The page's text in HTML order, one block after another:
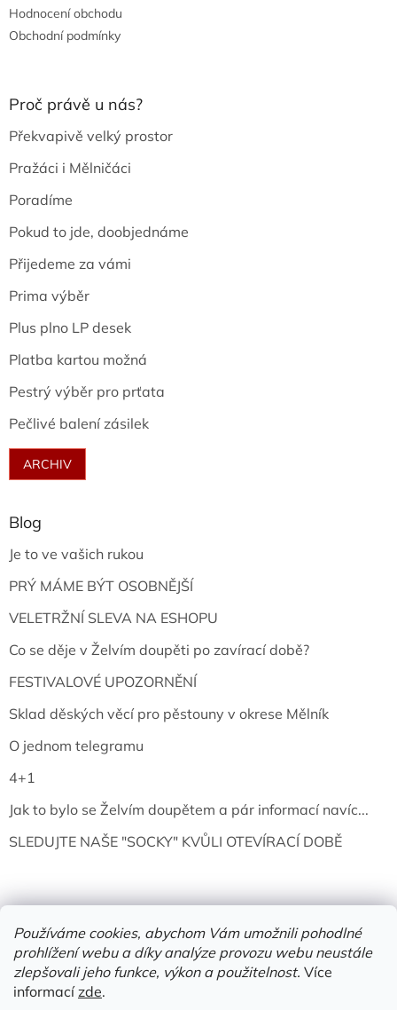
Používáme cookies, abychom Vám umožnili pohodlné
prohlížení webu a díky analýze provozu webu neustále
zlepšovali jeho funkce, výkon a použitelnost. Více
informacízde.
Hodnocení obchodu
Obchodní podmínky
Proč právě u nás?
Překvapivě velký prostor
Pražáci i Mělničáci
Poradíme
Pokud to jde, doobjednáme
Přijedeme za vámi
Prima výběr
Plus plno LP desek
Platba kartou možná
Pestrý výběr pro prťata
Pečlivé balení zásilek
ARCHIV
Blog
Je to ve vašich rukou
PRÝ MÁME BÝT OSOBNĚJŠÍ
VELETRŽNÍ SLEVA NA ESHOPU
Co se děje v Želvím doupěti po zavírací době?
FESTIVALOVÉ UPOZORNĚNÍ
Sklad děských věcí pro pěstouny v okrese Mělník
O jednom telegramu
4+1
Jak to bylo se Želvím doupětem a pár informací navíc...
SLEDUJTE NAŠE "SOCKY" KVŮLI OTEVÍRACÍ DOBĚ